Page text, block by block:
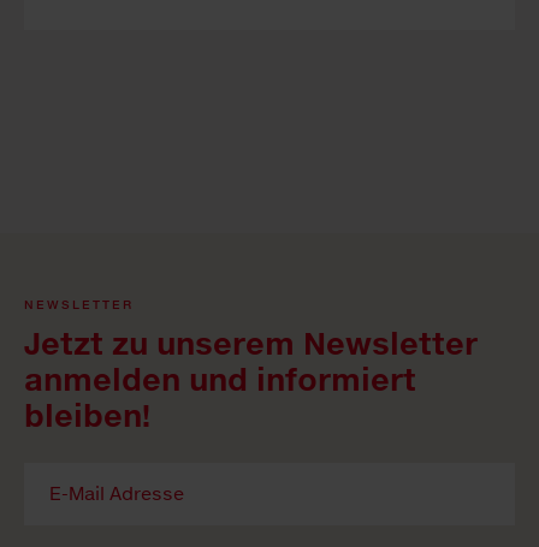
NEWSLETTER
Jetzt zu unserem Newsletter
anmelden und informiert
bleiben!